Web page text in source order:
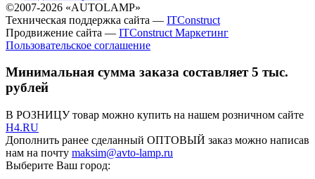
©2007-2026 «AUTOLAMP»
Техническая поддержка сайта — ITConstruct
Продвижение сайта — ITConstruct Маркетинг
Пользовательское соглашение
Минимальная сумма заказа составляет 5 тыс.
рублей
В РОЗНИЦУ товар можно купить на нашем розничном сайте
H4.RU
Дополнить ранее сделанный ОПТОВЫЙ заказ можно написав
нам на почту maksim@avto-lamp.ru
Выберите Ваш город: